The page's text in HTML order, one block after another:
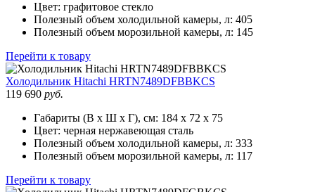
Цвет: графитовое стекло
Полезный объем холодильной камеры, л: 405
Полезный объем морозильной камеры, л: 145
Перейти к товару
Холодильник Hitachi HRTN7489DFBBKCS
119 690 руб.
Габариты (В х Ш х Г), см: 184 х 72 х 75
Цвет: черная нержавеющая сталь
Полезный объем холодильной камеры, л: 333
Полезный объем морозильной камеры, л: 117
Перейти к товару